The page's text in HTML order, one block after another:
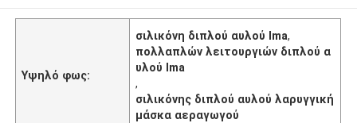
Υψηλό φως:
σιλικόνη διπλού αυλού lma,
πολλαπλών λειτουργιών διπλού α
υλού lma
,
σιλικόνης διπλού αυλού λαρυγγική
μάσκα αεραγωγού